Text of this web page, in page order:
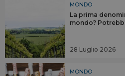
MONDO
La prima
mondo?
28 Luglio 2026
MONDO